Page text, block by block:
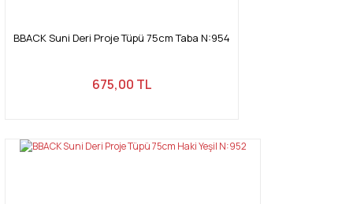
BBACK Suni Deri Proje Tüpü 75cm Taba N:954
675,00 TL